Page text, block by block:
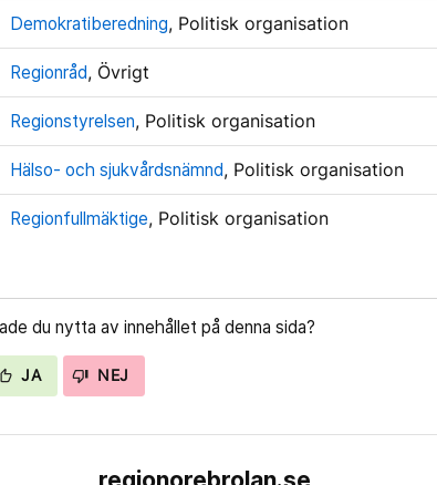
Demokratiberedning, Politisk organisation
Regionråd, Övrigt
Regionstyrelsen, Politisk organisation
Hälso- och sjukvårdsnämnd, Politisk organisation
Regionfullmäktige, Politisk organisation
du nytta av innehållet på denna sida?
JA NEJ